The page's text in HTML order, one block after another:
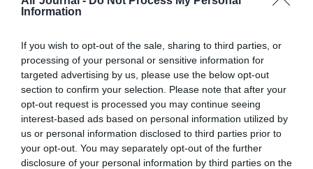
Information
If you wish to opt-out of the sale, sharing to third parties, or
processing of your personal or sensitive information for
targeted advertising by us, please use the below opt-out
section to confirm your selection. Please note that after your
opt-out request is processed you may continue seeing
interest-based ads based on personal information utilized by
us or personal information disclosed to third parties prior to
your opt-out. You may separately opt-out of the further
disclosure of your personal information by third parties on the
Phil14 a commenté :
31 mai 2023 - 10 h 58 min
Chalair ne dessert plus Toulouse au départ de Rennes.
Easyjet bien présente sur cette destination.
RÉPONDRE